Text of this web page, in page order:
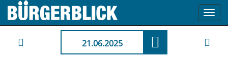
21.06.2025